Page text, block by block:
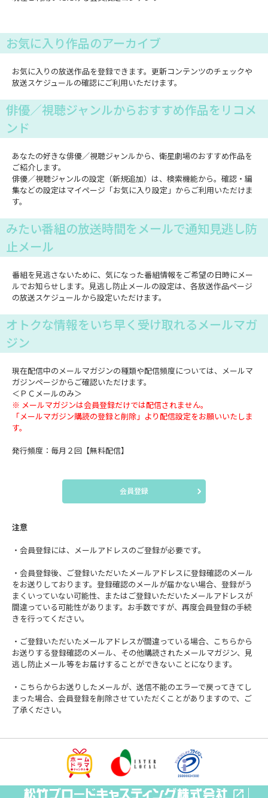
お気に入り作品のアーカイブ
お気に入りの放送作品を登録できます。更新コンテンツのチェックや
放送スケジュールの確認にご利用いただけます。
俳優／視聴ジャンルからおすすめ作品をリコメ
ンド
あなたの好きな俳優／視聴ジャンルから、衛星劇場のおすすめ作品を
ご紹介します。
俳優／視聴ジャンルの設定（新規追加）は、検索機能から。確認・編
集などの設定はマイページ「お気に入り設定」からご利用いただけま
す。
みたい番組の放送時間をメールで通知見逃し防
止メール
番組を見逃さないために、気になった番組情報をご希望の日時にメー
ルでお知らせします。見逃し防止メールの設定は、各放送作品ページ
の放送スケジュールから設定いただけます。
オトクな情報をいち早く受け取れるメールマガ
ジン
現在配信中のメールマガジンの種類や配信頻度については、メールマ
ガジンページからご確認いただけます。
＜ＰＣメールのみ＞
※ メールマガジンは会員登録だけでは配信されません。
「メールマガジン購読の登録と削除」より配信設定をお願いいたしま
す。
発行頻度：毎月２回【無料配信】
会員登録
注意
・会員登録には、メールアドレスのご登録が必要です。
・会員登録後、ご登録いただいたメールアドレスに登録確認のメール
をお送りしております。登録確認のメールが届かない場合、登録がう
まくいっていない可能性、またはご登録いただいたメールアドレスが
間違っている可能性があります。お手数ですが、再度会員登録の手続
きを行ってください。
・ご登録いただいたメールアドレスが間違っている場合、こちらから
お送りする登録確認のメール、その他購読されたメールマガジン、見
逃し防止メール等をお届けすることができないことになります。
・こちらからお送りしたメールが、送信不能のエラーで戻ってきてし
まった場合、会員登録を削除させていただくことがありますので、ご
了承ください。